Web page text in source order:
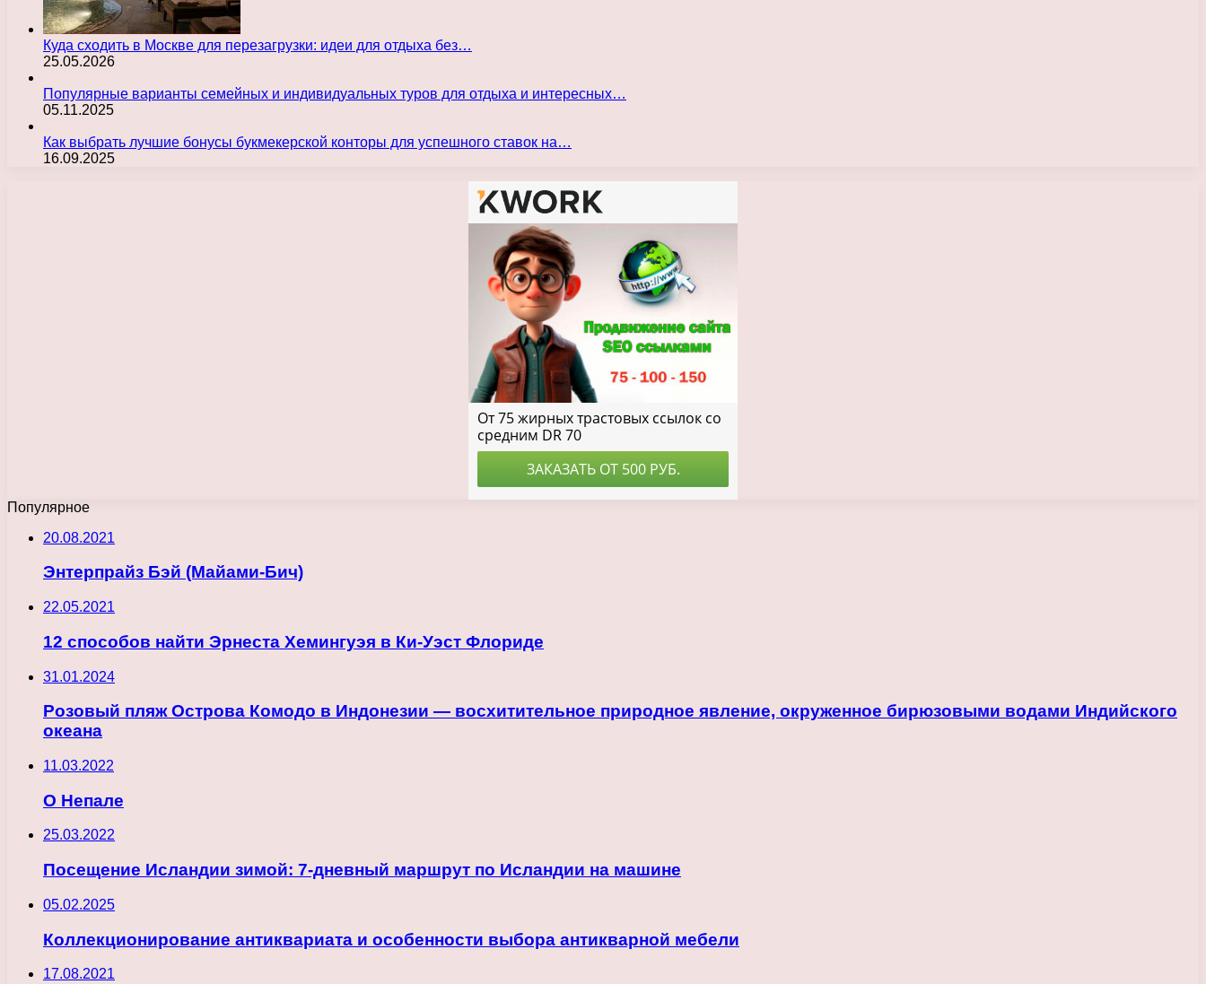
Куда сходить в Москве для перезагрузки: идеи для отдыха без…
25.05.2026
Популярные варианты семейных и индивидуальных туров для отдыха и интересных…
05.11.2025
Как выбрать лучшие бонусы букмекерской конторы для успешного ставок на…
16.09.2025
Популярное
20.08.2021
Энтерпрайз Бэй (Майами-Бич)
22.05.2021
12 способов найти Эрнеста Хемингуэя в Ки-Уэст Флориде
31.01.2024
Розовый пляж Острова Комодо в Индонезии — восхитительное природное явление, окруженное бирюзовыми водами Индийского
океана
11.03.2022
О Непале
25.03.2022
Посещение Исландии зимой: 7-дневный маршрут по Исландии на машине
05.02.2025
Коллекционирование антиквариата и особенности выбора антикварной мебели
17.08.2021